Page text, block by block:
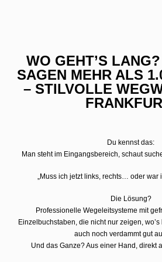
WO GEHT’S
SAGEN MEHR ALS
– STILVOLLE
Du kennst das:
Man steht im Eingangsbereich, schaut
„Muss ich jetzt links, rechts… oder war
Die Lösung?
Professionelle Wegeleitsysteme mit
Einzelbuchstaben, die nicht nur zeigen,
auch noch verdammt gut
Und das Ganze? Aus einer Hand, direkt